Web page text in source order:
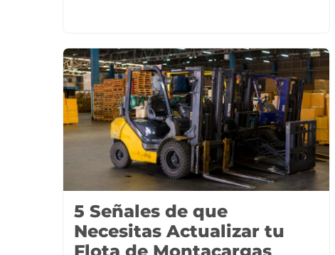
5 Señales de que
Necesitas Actualizar tu